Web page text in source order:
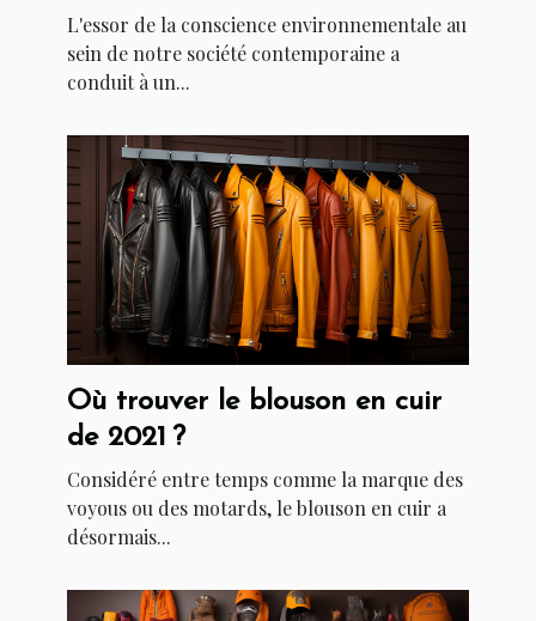
des sacs cabas originaux
L'essor de la conscience environnementale au
sein de notre société contemporaine a
conduit à un...
Où trouver le blouson en cuir
de 2021 ?
Considéré entre temps comme la marque des
voyous ou des motards, le blouson en cuir a
désormais...